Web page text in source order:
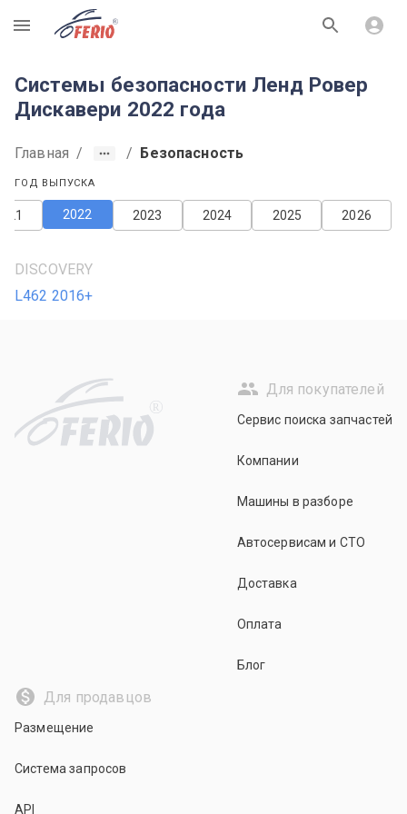
R
Системы безопасности Ленд Ровер
Дискавери 2022 года
Главная / / Безопасность
ГОД ВЫПУСКА
2026
2025
2024
2023
2022
DISCOVERY
L462 2016+
R
Для покупателей
Сервис поиска запчастей
Компании
Машины в разборе
Автосервисам и СТО
Доставка
Оплата
Блог
Для продавцов
Размещение
Система запросов
API